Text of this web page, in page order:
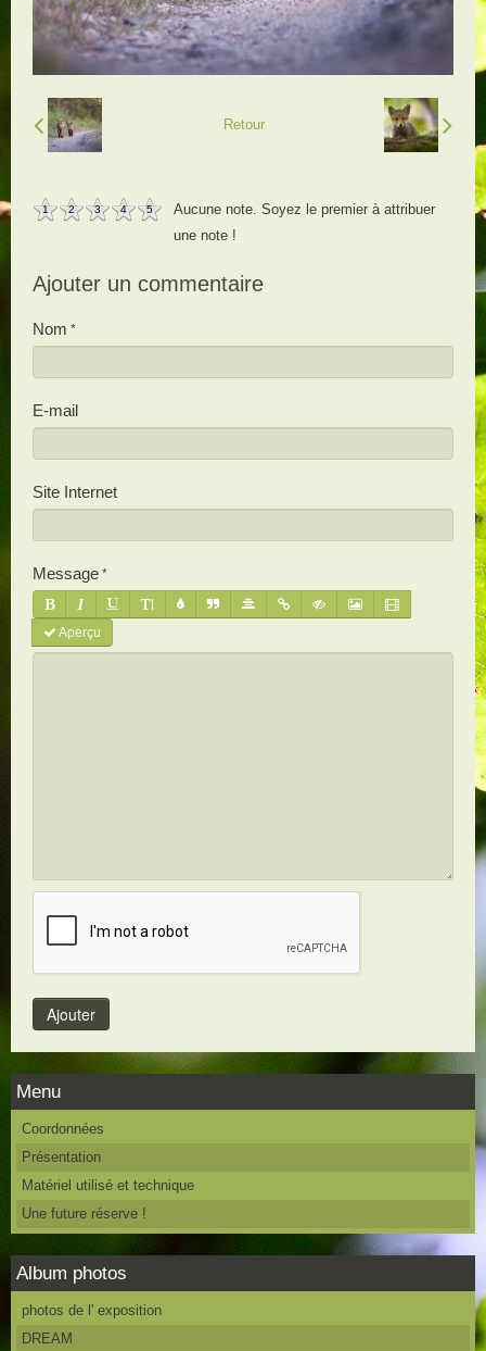
Retour
1 2 3 4 5
Aucune note. Soyez le premier à attribuer
une note !
Ajouter un commentaire
Nom
E-mail
Site Internet
Message
Aperçu
Menu
Coordonnées
Présentation
Matériel utilisé et technique
Une future réserve !
Album photos
photos de l' exposition
DREAM